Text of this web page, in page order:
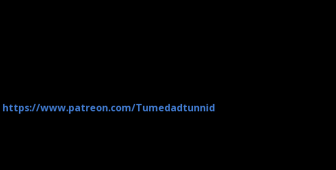
https://www.patreon.com/Tumedadtunnid